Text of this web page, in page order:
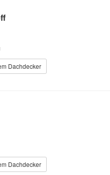
Dachdecker
Dachdecker